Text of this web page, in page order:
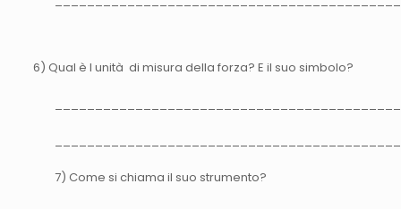
6) Qual è l unità di misura della forza? E il suo simbolo?
7) Come si chiama il suo strumento?